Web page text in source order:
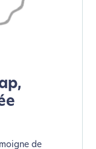
vous
dans le cadre
drastiquement
à votre
de